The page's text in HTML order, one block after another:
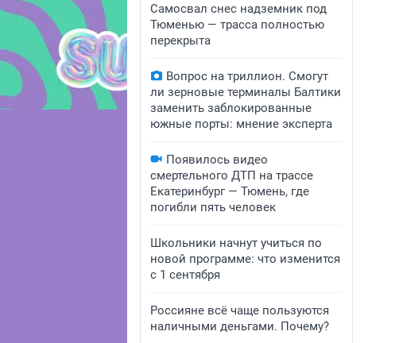
Самосвал снес надземник под
Тюменью — трасса полностью
перекрыта
Вопрос на триллион. Смогут
ли зерновые терминалы Балтики
заменить заблокированные
южные порты: мнение эксперта
Появилось видео
смертельного ДТП на трассе
Екатеринбург — Тюмень, где
погибли пять человек
Школьники начнут учиться по
новой программе: что изменится
с 1 сентября
Россияне всё чаще пользуются
наличными деньгами. Почему?